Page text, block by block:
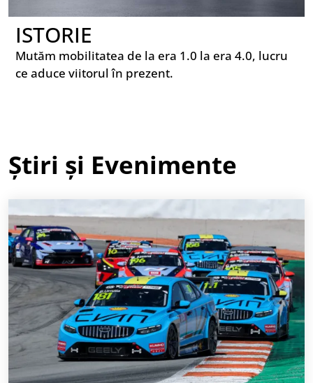
ISTORIE
Mutăm mobilitatea de la era 1.0 la era 4.0, lucru
ce aduce viitorul în prezent.
Știri și Evenimente